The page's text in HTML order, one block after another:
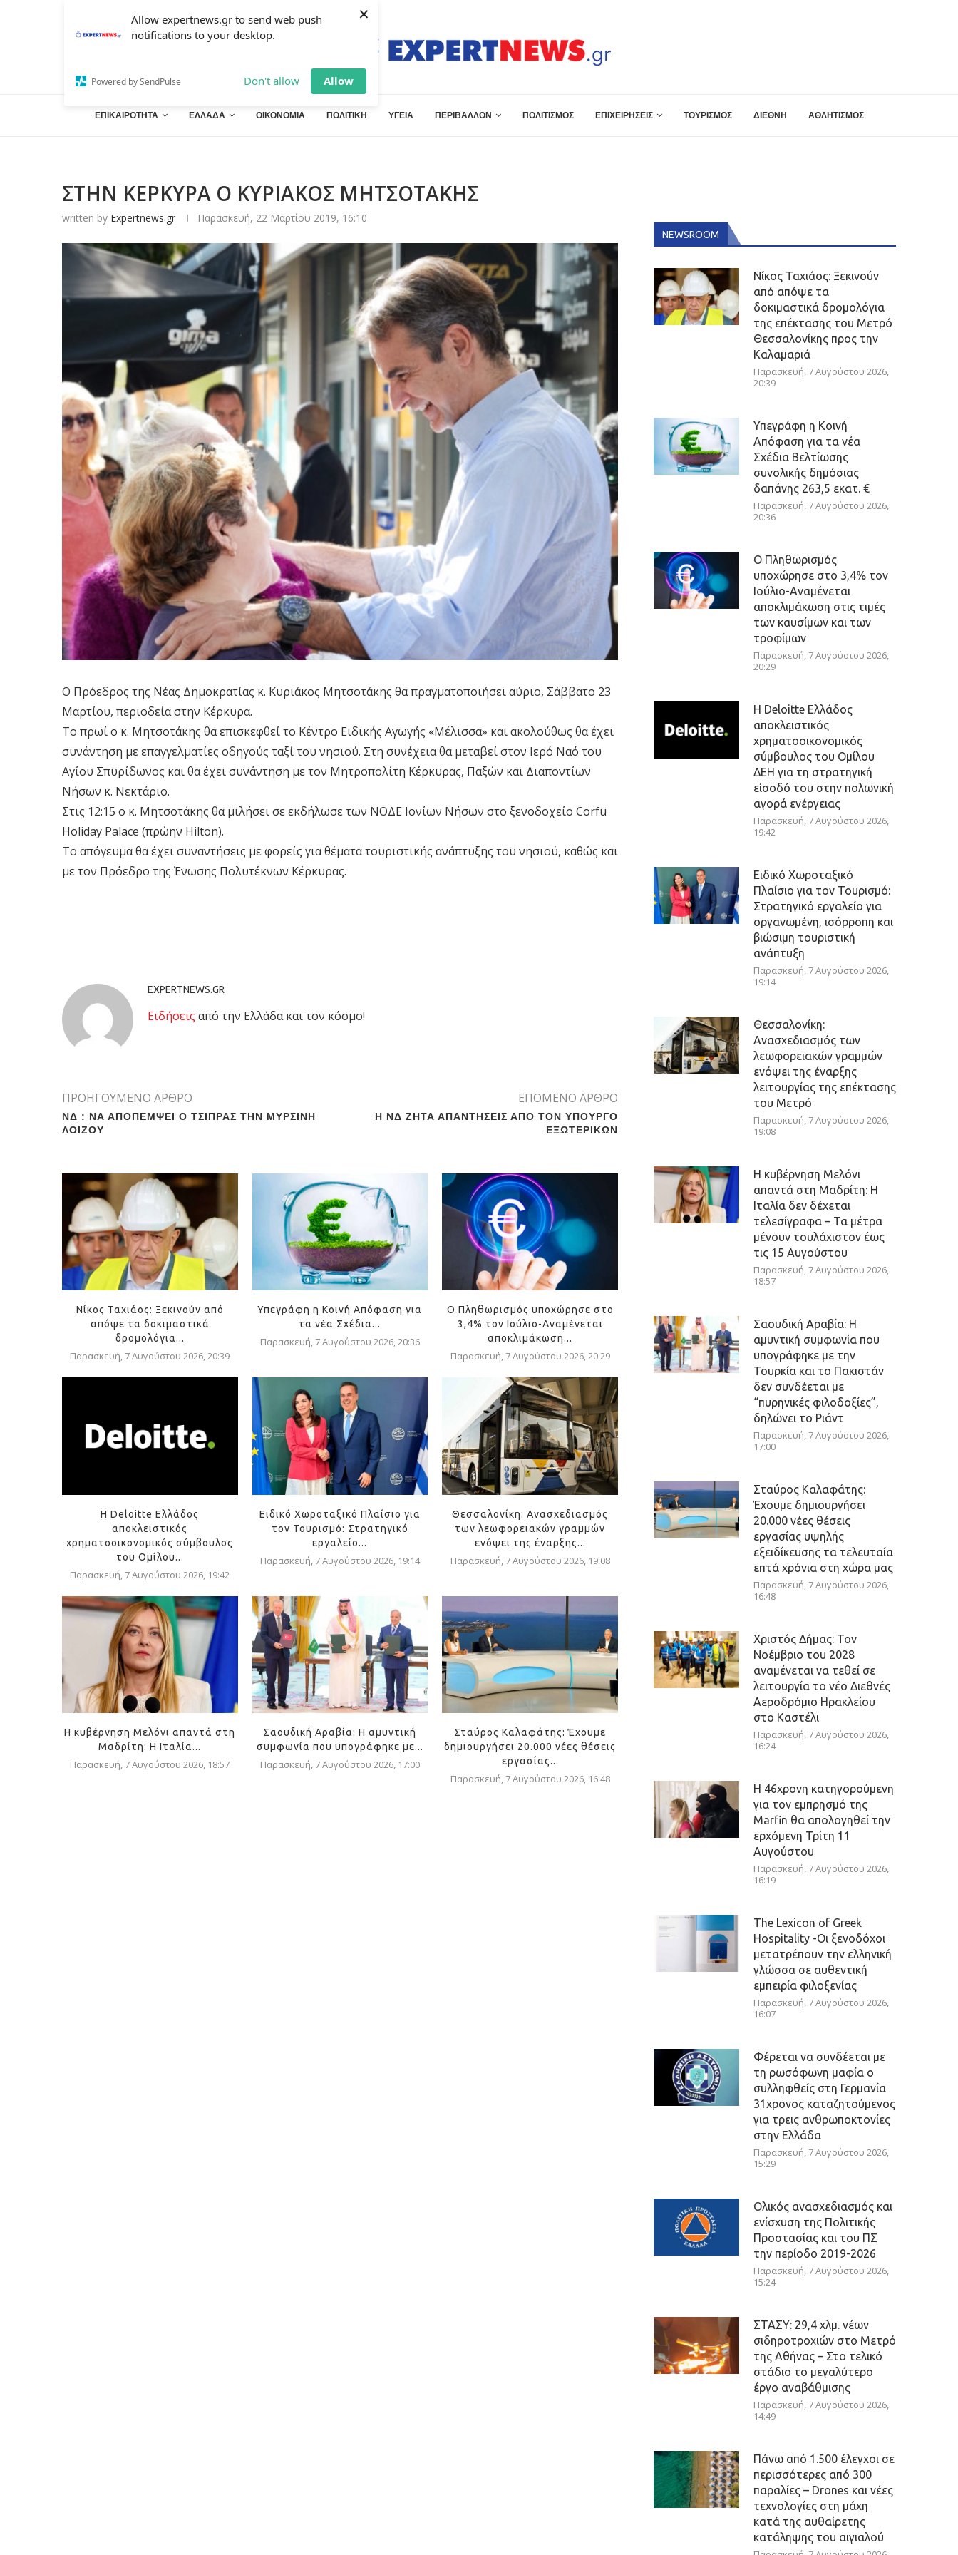
Allow expertnews.gr to send web push
notifications to your desktop.
Powered by SendPulse Don't allow Allow
×
ΕΠΙΚΑΙΡΟΤΗΤΑ ΕΛΛΑΔΑ ΟΙΚΟΝΟΜΙΑ ΠΟΛΙΤΙΚΗ ΥΓΕΙΑ ΠΕΡΙΒΑΛΛΟΝ ΠΟΛΙΤΙΣΜΟΣ ΕΠΙΧΕΙΡΗΣΕΙΣ ΤΟΥΡΙΣΜΟΣ ΔΙΕΘΝΗ ΑΘΛΗΤΙΣΜΟΣ
ΣΤΗΝ ΚΕΡΚΥΡΑ Ο ΚΥΡΙΑΚΟΣ ΜΗΤΣΟΤΑΚΗΣ
written by Expertnews.gr Παρασκευή, 22 Μαρτίου 2019, 16:10
Ο Πρόεδρος της Νέας Δημοκρατίας κ. Κυριάκος Μητσοτάκης θα πραγματοποιήσει αύριο, Σάββατο 23
Μαρτίου, περιοδεία στην Κέρκυρα.
Το πρωί ο κ. Μητσοτάκης θα επισκεφθεί το Κέντρο Ειδικής Αγωγής «Μέλισσα» και ακολούθως θα έχει
συνάντηση με επαγγελματίες οδηγούς ταξί του νησιού. Στη συνέχεια θα μεταβεί στον Ιερό Ναό του
Αγίου Σπυρίδωνος και θα έχει συνάντηση με τον Μητροπολίτη Κέρκυρας, Παξών και Διαποντίων
Νήσων κ. Νεκτάριο.
Στις 12:15 ο κ. Μητσοτάκης θα μιλήσει σε εκδήλωσε των ΝΟΔΕ Ιονίων Νήσων στο ξενοδοχείο Corfu
Holiday Palace (πρώην Hilton).
Το απόγευμα θα έχει συναντήσεις με φορείς για θέματα τουριστικής ανάπτυξης του νησιού, καθώς και
με τον Πρόεδρο της Ένωσης Πολυτέκνων Κέρκυρας.
EXPERTNEWS.GR
Eιδήσεις από την Ελλάδα και τον κόσμο!
ΠΡΟΗΓΟΥΜΕΝΟ ΑΡΘΡΟ
ΝΔ : ΝΑ ΑΠΟΠΕΜΨΕΙ Ο ΤΣΙΠΡΑΣ ΤΗΝ ΜΥΡΣΙΝΗ
ΛΟΙΖΟΥ
ΕΠΟΜΕΝΟ ΑΡΘΡΟ
H ΝΔ ZHTA ΑΠΑΝΤΗΣΕΙΣ ΑΠΟ ΤΟΝ ΥΠΟΥΡΓΟ
ΕΞΩΤΕΡΙΚΩΝ
Νίκος Ταχιάος: Ξεκινούν από
απόψε τα δοκιμαστικά
δρομολόγια...
Παρασκευή, 7 Αυγούστου 2026, 20:39
Υπεγράφη η Κοινή Απόφαση για
τα νέα Σχέδια...
Παρασκευή, 7 Αυγούστου 2026, 20:36
Ο Πληθωρισμός υποχώρησε στο
3,4% τον Ιούλιο-Αναμένεται
αποκλιμάκωση...
Παρασκευή, 7 Αυγούστου 2026, 20:29
Η Deloitte Ελλάδος
αποκλειστικός
χρηματοοικονομικός σύμβουλος
του Ομίλου...
Παρασκευή, 7 Αυγούστου 2026, 19:42
Ειδικό Χωροταξικό Πλαίσιο για
τον Τουρισμό: Στρατηγικό
εργαλείο...
Παρασκευή, 7 Αυγούστου 2026, 19:14
Θεσσαλονίκη: Ανασχεδιασμός
των λεωφορειακών γραμμών
ενόψει της έναρξης...
Παρασκευή, 7 Αυγούστου 2026, 19:08
Η κυβέρνηση Μελόνι απαντά στη
Μαδρίτη: Η Ιταλία...
Παρασκευή, 7 Αυγούστου 2026, 18:57
Σαουδική Αραβία: Η αμυντική
συμφωνία που υπογράφηκε με...
Παρασκευή, 7 Αυγούστου 2026, 17:00
Σταύρος Καλαφάτης: Έχουμε
δημιουργήσει 20.000 νέες θέσεις
εργασίας...
Παρασκευή, 7 Αυγούστου 2026, 16:48
NEWSROOM
Νίκος Ταχιάος: Ξεκινούν
από απόψε τα
δοκιμαστικά δρομολόγια
της επέκτασης του Μετρό
Θεσσαλονίκης προς την
Καλαμαριά
Παρασκευή, 7 Αυγούστου 2026,
20:39
Υπεγράφη η Κοινή
Απόφαση για τα νέα
Σχέδια Βελτίωσης
συνολικής δημόσιας
δαπάνης 263,5 εκατ. €
Παρασκευή, 7 Αυγούστου 2026,
20:36
Ο Πληθωρισμός
υποχώρησε στο 3,4% τον
Ιούλιο-Αναμένεται
αποκλιμάκωση στις τιμές
των καυσίμων και των
τροφίμων
Παρασκευή, 7 Αυγούστου 2026,
20:29
Η Deloitte Ελλάδος
αποκλειστικός
χρηματοοικονομικός
σύμβουλος του Ομίλου
ΔΕΗ για τη στρατηγική
είσοδό του στην πολωνική
αγορά ενέργειας
Παρασκευή, 7 Αυγούστου 2026,
19:42
Ειδικό Χωροταξικό
Πλαίσιο για τον Τουρισμό:
Στρατηγικό εργαλείο για
οργανωμένη, ισόρροπη και
βιώσιμη τουριστική
ανάπτυξη
Παρασκευή, 7 Αυγούστου 2026,
19:14
Θεσσαλονίκη:
Ανασχεδιασμός των
λεωφορειακών γραμμών
ενόψει της έναρξης
λειτουργίας της επέκτασης
του Μετρό
Παρασκευή, 7 Αυγούστου 2026,
19:08
Η κυβέρνηση Μελόνι
απαντά στη Μαδρίτη: Η
Ιταλία δεν δέχεται
τελεσίγραφα – Τα μέτρα
μένουν τουλάχιστον έως
τις 15 Αυγούστου
Παρασκευή, 7 Αυγούστου 2026,
18:57
Σαουδική Αραβία: Η
αμυντική συμφωνία που
υπογράφηκε με την
Τουρκία και το Πακιστάν
δεν συνδέεται με
“πυρηνικές φιλοδοξίες”,
δηλώνει το Ριάντ
Παρασκευή, 7 Αυγούστου 2026,
17:00
Σταύρος Καλαφάτης:
Έχουμε δημιουργήσει
20.000 νέες θέσεις
εργασίας υψηλής
εξειδίκευσης τα τελευταία
επτά χρόνια στη χώρα μας
Παρασκευή, 7 Αυγούστου 2026,
16:48
Χριστός Δήμας: Τον
Νοέμβριο του 2028
αναμένεται να τεθεί σε
λειτουργία το νέο Διεθνές
Αεροδρόμιο Ηρακλείου
στο Καστέλι
Παρασκευή, 7 Αυγούστου 2026,
16:24
Η 46χρονη κατηγορούμενη
για τον εμπρησμό της
Marfin θα απολογηθεί την
ερχόμενη Τρίτη 11
Αυγούστου
Παρασκευή, 7 Αυγούστου 2026,
16:19
The Lexicon of Greek
Hospitality -Οι ξενοδόχοι
μετατρέπουν την ελληνική
γλώσσα σε αυθεντική
εμπειρία φιλοξενίας
Παρασκευή, 7 Αυγούστου 2026,
16:07
Φέρεται να συνδέεται με
τη ρωσόφωνη μαφία ο
συλληφθείς στη Γερμανία
31χρονος καταζητούμενος
για τρεις ανθρωποκτονίες
στην Ελλάδα
Παρασκευή, 7 Αυγούστου 2026,
15:29
Ολικός ανασχεδιασμός και
ενίσχυση της Πολιτικής
Προστασίας και του ΠΣ
την περίοδο 2019-2026
Παρασκευή, 7 Αυγούστου 2026,
15:24
ΣΤΑΣΥ: 29,4 χλμ. νέων
σιδηροτροχιών στο Μετρό
της Αθήνας – Στο τελικό
στάδιο το μεγαλύτερο
έργο αναβάθμισης
Παρασκευή, 7 Αυγούστου 2026,
14:49
Πάνω από 1.500 έλεγχοι σε
περισσότερες από 300
παραλίες – Drones και νέες
τεχνολογίες στη μάχη
κατά της αυθαίρετης
κατάληψης του αιγιαλού